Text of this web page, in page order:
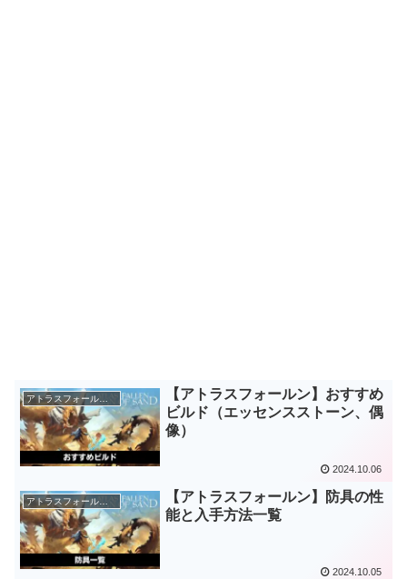
【アトラスフォールン】おすすめ
ビルド（エッセンスストーン、偶
像）
2024.10.06
【アトラスフォールン】防具の性
能と入手方法一覧
2024.10.05